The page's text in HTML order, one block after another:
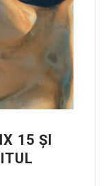
15 ȘI